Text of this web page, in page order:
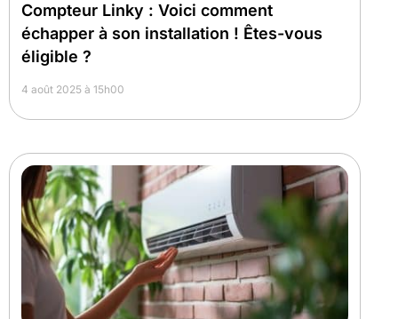
Compteur Linky : Voici comment
échapper à son installation ! Êtes-vous
éligible ?
4 août 2025 à 15h00